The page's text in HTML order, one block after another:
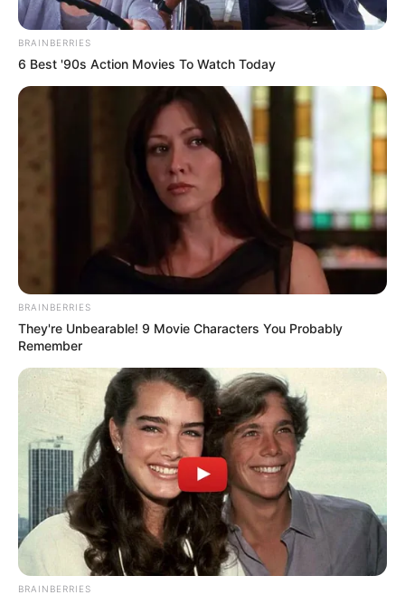
ПОДІЇ
Ужгородці вшанували земляків, які
боронили Дебальцево
18.02.2021
В Ужгороді на Пагорбі слави вшанували пам’ять
захисників Дебальцева. У мітингу-реквіємі взяло
участь близько 50 чоловік, у тому числі
представники влади, ветеранських організацій та
учасники бойових дій на Сході України.…
BRAINBERRIES
6 Best '90s Action Movies To Watch Today
BRAINBERRIES
They're Unbearable! 9 Movie Characters You Probably
Remember
BRAINBERRIES